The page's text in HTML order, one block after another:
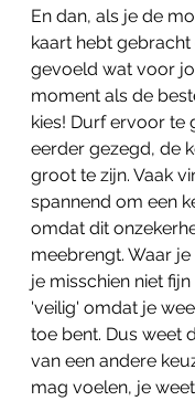
En dan, als je de
kaart hebt gebracht
gevoeld wat voor
moment als de
kies! Durf ervoor te
eerder gezegd, de
groot te zijn. Vaak
spannend om een
omdat dit
meebrengt. Waar
je misschien niet
'veilig' omdat je
toe bent. Dus weet
van een andere
mag voelen, je